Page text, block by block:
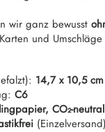
wir ganz bewusst
und
14,7 x 10,5 cm
C6
CO₂-